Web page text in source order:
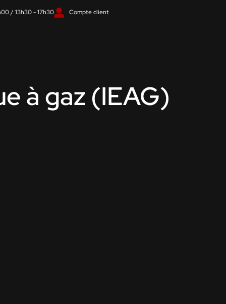
/ 13h30 - 17h30 Compte client
à gaz (IEAG)